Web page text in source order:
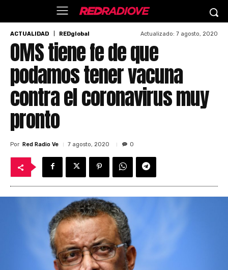
ACTUALIDAD REDglobal Actualizado: 7 agosto, 2020
OMS tiene fe de que
podamos tener vacuna
contra el coronavirus muy
pronto
Por Red Radio Ve 7 agosto, 2020 0